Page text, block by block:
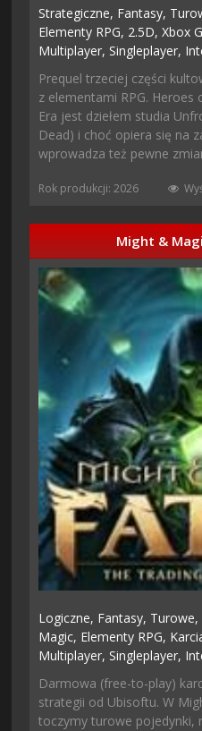
Strategiczne, Fantasy,
Elementy RPG, 2.5D,Xbox
Multiplayer,Singleplayer,
Prequel trzeciej części
z elementami RPG.
Era jest dziełem studia
Dead) i choć opiera się na
wprowadza też pewne
Rok produkcji: 2026
Might &
Logiczne, Fantasy, Turowe,
Magic, Elementy RPG,
Multiplayer,Singleplayer,
Darmowa (free-to-play)
strategii od Ubisoftu. W
toczymy turowe pojedynki,